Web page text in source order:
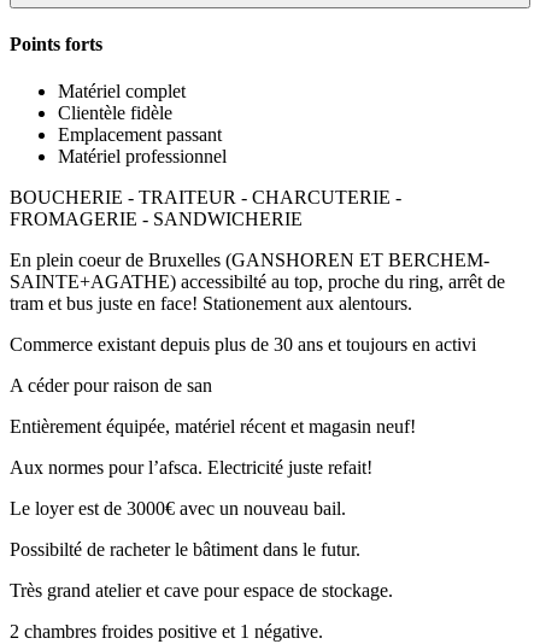
Points forts
Matériel complet
Clientèle fidèle
Emplacement passant
Matériel professionnel
BOUCHERIE - TRAITEUR - CHARCUTERIE -
FROMAGERIE - SANDWICHERIE
En plein coeur de Bruxelles (GANSHOREN ET BERCHEM-
SAINTE+AGATHE) accessibilté au top, proche du ring, arrêt de
tram et bus juste en face! Stationement aux alentours.
Commerce existant depuis plus de 30 ans et toujours en activi
A céder pour raison de san
Entièrement équipée, matériel récent et magasin neuf!
Aux normes pour l’afsca. Electricité juste refait!
Le loyer est de 3000€ avec un nouveau bail.
Possibilté de racheter le bâtiment dans le futur.
Très grand atelier et cave pour espace de stockage.
2 chambres froides positive et 1 négative.